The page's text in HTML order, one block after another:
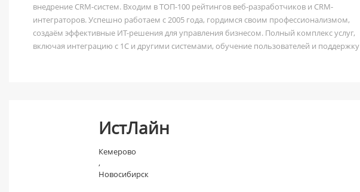
внедрение CRM-систем. Входим в ТОП-100 рейтингов веб-разработчиков и CRM-
интеграторов. Успешно работаем c 2005 года, гордимся своим профессионализмом,
создаём эффективные ИТ-решения для управления бизнесом. Полный комплекс услуг,
включая интеграцию с 1С и другими системами, обучение пользователей и поддержку
ИстЛайн
Кемерово
,
Новосибирск